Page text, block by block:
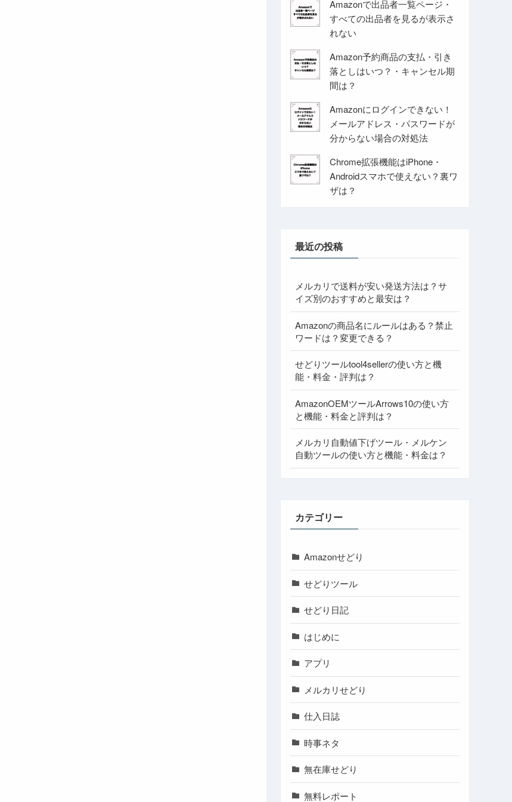
Amazonで出品者一覧ページ・
すべての出品者を見るが表示さ
れない
Amazon予約商品の支払・引き
落としはいつ？・キャンセル期
間は？
Amazonにログインできない！
メールアドレス・パスワードが
分からない場合の対処法
Chrome拡張機能はiPhone・
Androidスマホで使えない？裏ワ
ザは？
最近の投稿
メルカリで送料が安い発送方法は？サ
イズ別のおすすめと最安は？
Amazonの商品名にルールはある？禁止
ワードは？変更できる？
せどりツールtool4sellerの使い方と機
能・料金・評判は？
AmazonOEMツールArrows10の使い方
と機能・料金と評判は？
メルカリ自動値下げツール・メルケン
自動ツールの使い方と機能・料金は？
カテゴリー
Amazonせどり
せどりツール
せどり日記
はじめに
アプリ
メルカリせどり
仕入日誌
時事ネタ
無在庫せどり
無料レポート